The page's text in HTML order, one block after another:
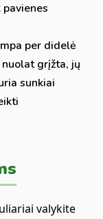
per didelė
grįžta, jų
sunkiai
valykite